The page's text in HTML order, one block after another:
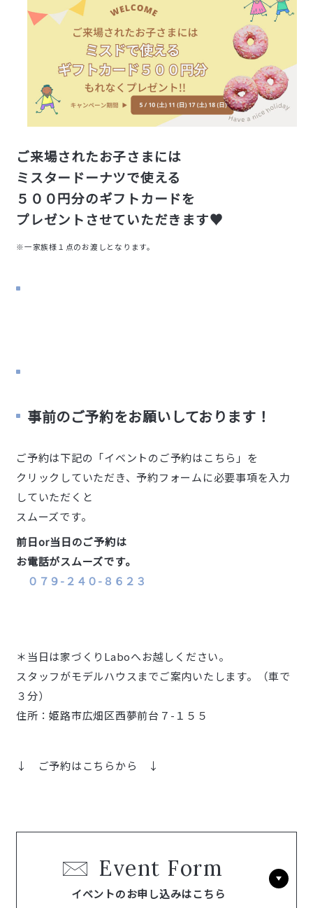
ご来場されたお子さまには
ミスタードーナツで使える
５００円分のギフトカードを
プレゼントさせていただきます♥
※一家族様１点のお渡しとなります。
事前のご予約をお願いしております！
ご予約は下記の「イベントのご予約はこちら」を
クリックしていただき、予約フォームに必要事項を入力
していただくと
スムーズです。
前日or当日のご予約は
お電話がスムーズです。
０７９-２４０-８６２３
＊当日は家づくりLaboへお越しください。
スタッフがモデルハウスまでご案内いたします。（車で
３分）
住所：姫路市広畑区西夢前台７-１５５
↓ ご予約はこちらから ↓
Event Form
イベントのお申し込みはこちら